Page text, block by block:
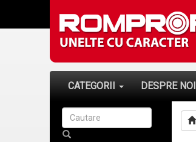
CATEGORII DESPRE NOI